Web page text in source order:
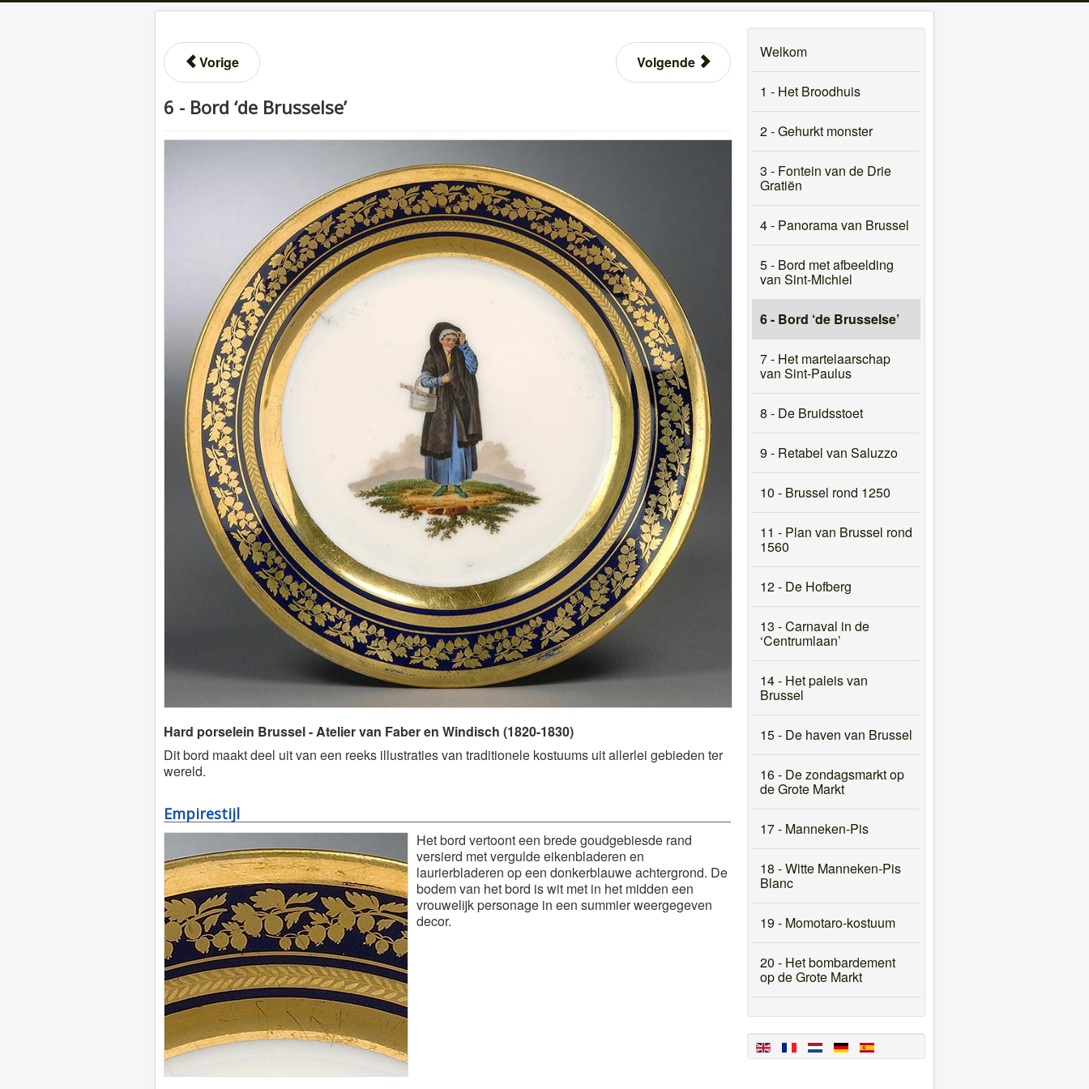
Vorige Volgende
6 - Bord ‘de Brusselse’
Hard porselein Brussel - Atelier van Faber en Windisch (1820-1830)
Dit bord maakt deel uit van een reeks illustraties van traditionele kostuums uit allerlei gebieden ter
wereld.
Empirestijl
Het bord vertoont een brede goudgebiesde rand
versierd met vergulde eikenbladeren en
laurierbladeren op een donkerblauwe achtergrond. De
bodem van het bord is wit met in het midden een
vrouwelijk personage in een summier weergegeven
decor.
Welkom
1 - Het Broodhuis
2 - Gehurkt monster
3 - Fontein van de Drie
Gratiën
4 - Panorama van Brussel
5 - Bord met afbeelding
van Sint-Michiel
6 - Bord ‘de Brusselse’
7 - Het martelaarschap
van Sint-Paulus
8 - De Bruidsstoet
9 - Retabel van Saluzzo
10 - Brussel rond 1250
11 - Plan van Brussel rond
1560
12 - De Hofberg
13 - Carnaval in de
‘Centrumlaan’
14 - Het paleis van
Brussel
15 - De haven van Brussel
16 - De zondagsmarkt op
de Grote Markt
17 - Manneken-Pis
18 - Witte Manneken-Pis
Blanc
19 - Momotaro-kostuum
20 - Het bombardement
op de Grote Markt